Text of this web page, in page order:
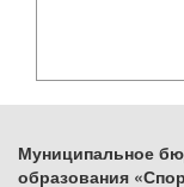
Муниципальное
образования